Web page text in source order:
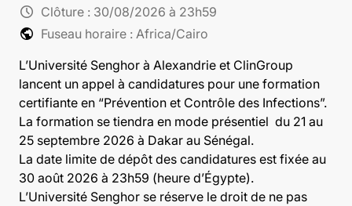
schedule Clôture : 30/08/2026 à 23h59
public Fuseau horaire : Africa/Cairo
L’Université Senghor à Alexandrie et ClinGroup
lancent un appel à candidatures pour une formation
certifiante en “Prévention et Contrôle des Infections”.
La formation se tiendra en mode présentiel du 21 au
25 septembre 2026 à Dakar au Sénégal.
La date limite de dépôt des candidatures est fixée au
30 août 2026 à 23h59 (heure d’Égypte).
L’Université Senghor se réserve le droit de ne pas